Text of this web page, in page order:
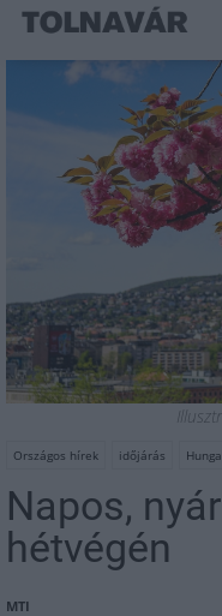
Országos hírek időjárás
Napos,
hétvégén
MTI